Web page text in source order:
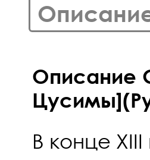
Описание
В конце